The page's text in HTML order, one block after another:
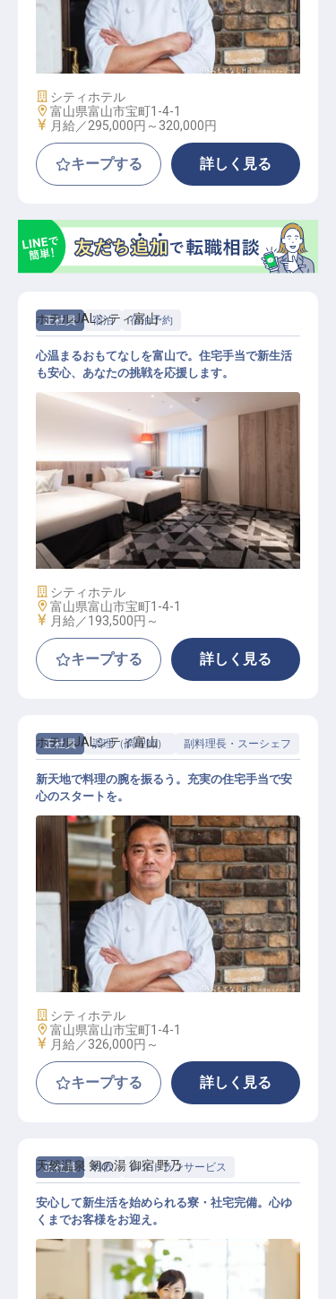
レストラン副料理長
施設業態
シティホテル
勤務地
富山県富山市宝町1-4-1
給与
月給／295,000円～ 320,000円
キープする 詳しく見る
正社員 宿泊 宿泊予約
宿泊予約業務スタッフ
ホテルJALシティ富山
心温まるおもてなしを富山で。住宅手当で新生活
も安心、あなたの挑戦を応援します。
施設業態
シティホテル
勤務地
富山県富山市宝町1-4-1
給与
月給／193,500円～
キープする 詳しく見る
正社員 調理（調理師） 副料理長・スーシェフ
レストラン副料理長候補
ホテルJALシティ富山
新天地で料理の腕を振るう。充実の住宅手当で安
心のスタートを。
施設業態
シティホテル
勤務地
富山県富山市宝町1-4-1
給与
月給／326,000円～
キープする 詳しく見る
正社員 料飲 レストランサービス
天然温泉 剱の湯 御宿 野乃
安心して新生活を始められる寮・社宅完備。心ゆ
くまでお客様をお迎え。